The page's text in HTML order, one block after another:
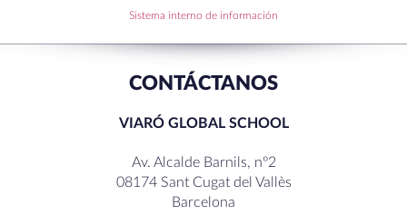
RECENT COMMENTS
Sistema interno de información
CONTÁCTANOS
VIARÓ GLOBAL SCHOOL
Av. Alcalde Barnils, nº2
08174 Sant Cugat del Vallès
Barcelona